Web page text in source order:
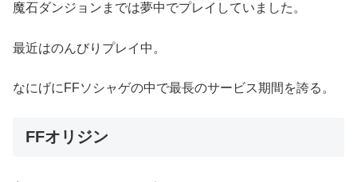
魔石ダンジョンまでは夢中でプレイしていました。
最近はのんびりプレイ中。
なにげにFFソシャゲの中で最長のサービス期間を誇る。
FFオリジン